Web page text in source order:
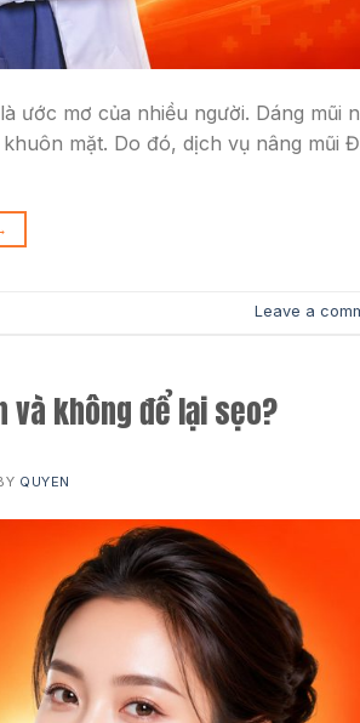
ước mơ của nhiều người. Dáng mũi
mặt. Do đó, dịch vụ nâng mũi
Leave a
và không để lại sẹo?
QUYEN